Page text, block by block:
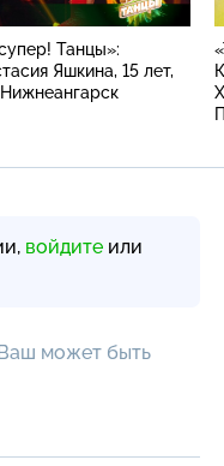
Танцы»:
Яшкина, 15 лет,
войдите или
может быть